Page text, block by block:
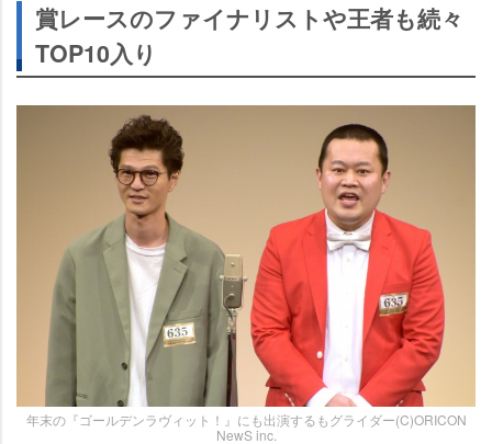
賞レースのファイナリストや王者も続々
TOP10入り
年末の『ゴールデンラヴィット！』にも出演するもグライダー(C)ORICON
NewS inc.